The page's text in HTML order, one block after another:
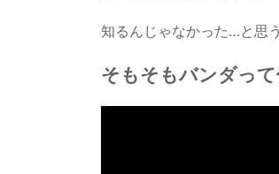
知るんじゃなかった…と思
そもそもバンダっ